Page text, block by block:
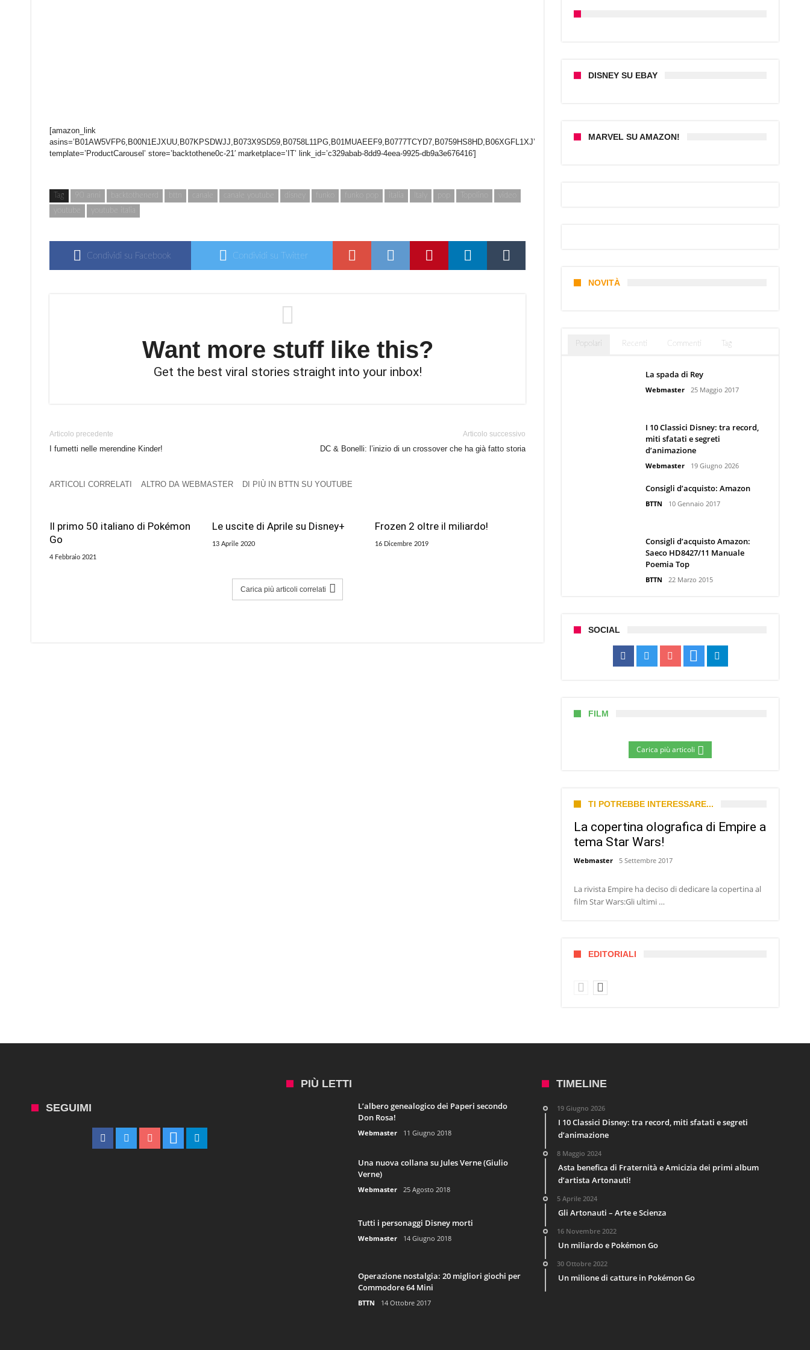
[amazon_link
asins=’B01AW5VFP6,B00N1EJXUU,B07KPSDWJJ,B073X9SD59,B0758L11PG,B01MUAEEF9,B0777TCYD7,B0759HS8HD,B06XGFL1XJ’
template=’ProductCarousel’ store=’backtothene0c-21′ marketplace=’IT’ link_id=’c329abab-8dd9-4eea-9925-db9a3e676416′]
Tag 90 anni backtothenerd bttn canale canale youtube disney funko funko pop italia Italy pop Topolino
youtube
youtube italia
Condividi su Facebook Condividi su Twitter
Want more stuff like this?
Get the best viral stories straight into your inbox!
Articolo precedente
I fumetti nelle merendine Kinder!
Articolo successivo
DC & Bonelli: l’inizio di un crossover che ha già fatto storia
ARTICOLI CORRELATI ALTRO DA WEBMASTER DI PIÙ IN BTTN SU YOUTUBE
Il primo 50 italiano di Pokémon
Go
4 Febbraio 2021
Le uscite di Aprile su Disney+
13 Aprile 2020
Frozen 2 oltre il miliardo!
16 Dicembre 2019
Carica più articoli correlati
DISNEY SU EBAY
MARVEL SU AMAZON!
NOVITÀ
Popolari Recenti Commenti Tag
La spada di Rey
Webmaster 25 Maggio 2017
I 10 Classici Disney: tra record,
miti sfatati e segreti
d’animazione
Webmaster 19 Giugno 2026
Consigli d’acquisto: Amazon
BTTN 10 Gennaio 2017
Consigli d’acquisto Amazon:
Saeco HD8427/11 Manuale
Poemia Top
BTTN 22 Marzo 2015
SOCIAL
FILM
Carica più articoli
TI POTREBBE INTERESSARE...
La copertina olografica di Empire a
tema Star Wars!
Webmaster 5 Settembre 2017
La rivista Empire ha deciso di dedicare la copertina al
film Star Wars:Gli ultimi …
EDITORIALI
SEGUIMI
PIÙ LETTI
L’albero genealogico dei Paperi secondo
Don Rosa!
Webmaster 11 Giugno 2018
Una nuova collana su Jules Verne (Giulio
Verne)
Webmaster 25 Agosto 2018
Tutti i personaggi Disney morti
Webmaster 14 Giugno 2018
Operazione nostalgia: 20 migliori giochi per
Commodore 64 Mini
BTTN 14 Ottobre 2017
TIMELINE
19 Giugno 2026
I 10 Classici Disney: tra record, miti sfatati e segreti
d’animazione
8 Maggio 2024
Asta benefica di Fraternità e Amicizia dei primi album
d’artista Artonauti!
5 Aprile 2024
Gli Artonauti – Arte e Scienza
16 Novembre 2022
Un miliardo e Pokémon Go
30 Ottobre 2022
Un milione di catture in Pokémon Go